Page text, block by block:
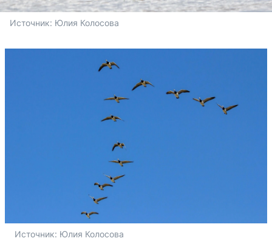
Источник: Юлия Колосова
Источник: Юлия Колосова